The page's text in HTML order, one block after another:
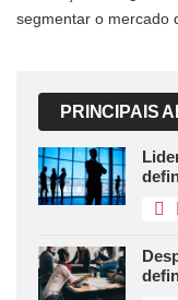
segmentar o mercado
PRINCIPAIS